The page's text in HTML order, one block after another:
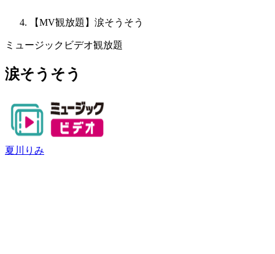
【MV観放題】涙そうそう
ミュージックビデオ観放題
涙そうそう
夏川りみ